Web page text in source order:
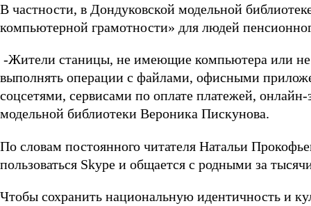
В частности, в Дондуковской модельной
компьютерной грамотности» для людей
-Жители станицы, не имеющие компьютера или не
выполнять операции с файлами, офисными
соцсетями, сервисами по оплате платежей,
модельной библиотеки Вероника Пискунова.
По словам постоянного читателя Натальи
пользоваться Skype и общается с родными за
Чтобы сохранить национальную идентичность и